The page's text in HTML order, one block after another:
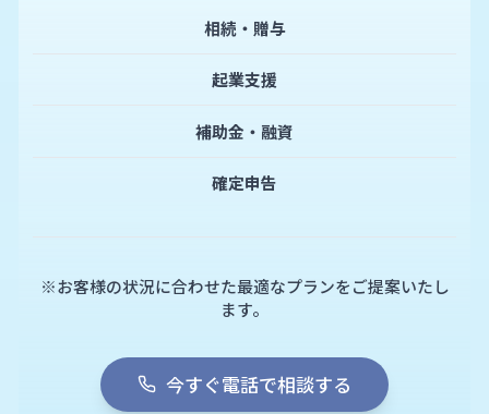
相続・贈与
起業支援
補助金・融資
確定申告
※お客様の状況に合わせた最適なプランをご提案いたし
ます。
今すぐ電話で相談する